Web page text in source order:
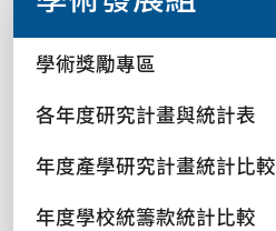
學術獎勵專區
各年度研究計畫與統計表
年度產學研究計畫統計比較
年度學校統籌款統計比較